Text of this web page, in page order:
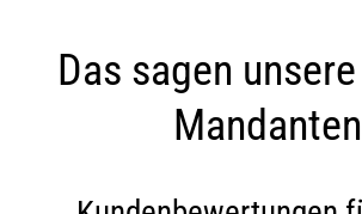
Das sagen
Mandanten